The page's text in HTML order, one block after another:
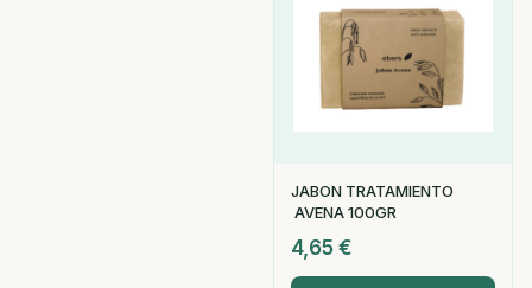
JABON TRATAMIENTO
AVENA 100GR
4,65 €